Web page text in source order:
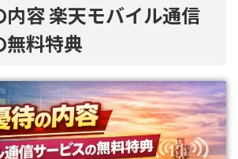
容 楽天モバイル通信
無料特典